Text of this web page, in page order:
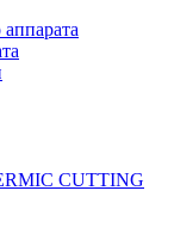
CUTTING